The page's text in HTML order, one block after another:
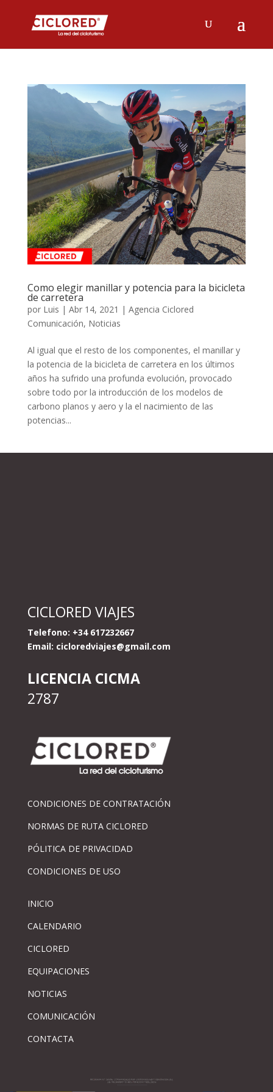
Como elegir manillar y potencia para la bicicleta
de carretera
por Luis | Abr 14, 2021 | Agencia Ciclored
Comunicación, Noticias
Al igual que el resto de los componentes, el manillar y
la potencia de la bicicleta de carretera en los últimos
años ha sufrido una profunda evolución, provocado
sobre todo por la introducción de los modelos de
carbono planos y aero y la el nacimiento de las
potencias...
CICLORED VIAJES
Telefono: +34 617232667
Email: cicloredviajes@gmail.com
LICENCIA CICMA
2787
CONDICIONES DE CONTRATACIÓN
NORMAS DE RUTA CICLORED
PÓLITICA DE PRIVACIDAD
CONDICIONES DE USO
INICIO
CALENDARIO
CICLORED
EQUIPACIONES
NOTICIAS
COMUNICACIÓN
CONTACTA